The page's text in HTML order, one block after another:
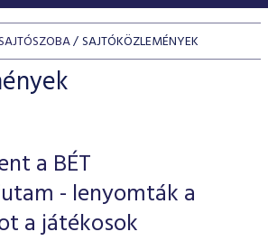
indexek
indexek
kötvény tőzsdei bevezetését
egyszerűen
SAJTÓKÖZLEMÉNYEK
a BÉT
- lenyomták a
a játékosok